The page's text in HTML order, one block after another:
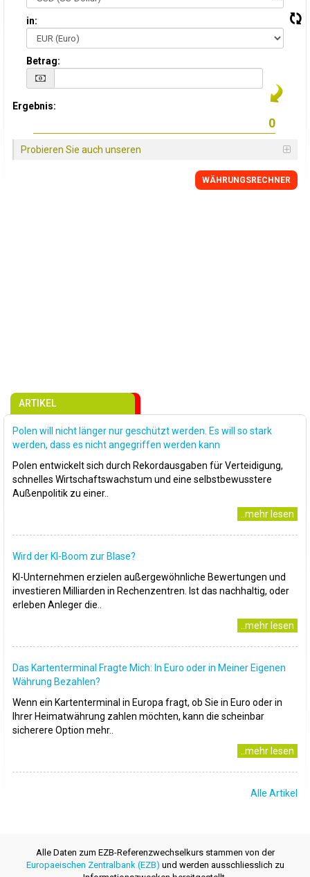
in:
Betrag:
Ergebnis:
Probieren Sie auch unseren
WÄHRUNGSRECHNER
ARTIKEL
Polen will nicht länger nur geschützt werden. Es will so stark
werden, dass es nicht angegriffen werden kann
Polen entwickelt sich durch Rekordausgaben für Verteidigung,
schnelles Wirtschaftswachstum und eine selbstbewusstere
Außenpolitik zu einer..
..mehr lesen
Wird der KI-Boom zur Blase?
KI-Unternehmen erzielen außergewöhnliche Bewertungen und
investieren Milliarden in Rechenzentren. Ist das nachhaltig, oder
erleben Anleger die..
..mehr lesen
Das Kartenterminal Fragte Mich: In Euro oder in Meiner Eigenen
Währung Bezahlen?
Wenn ein Kartenterminal in Europa fragt, ob Sie in Euro oder in
Ihrer Heimatwährung zahlen möchten, kann die scheinbar
sicherere Option mehr..
..mehr lesen
Alle Artikel
Alle Daten zum EZB-Referenzwechselkurs stammen von der
Europaeischen Zentralbank (EZB) und werden ausschliesslich zu